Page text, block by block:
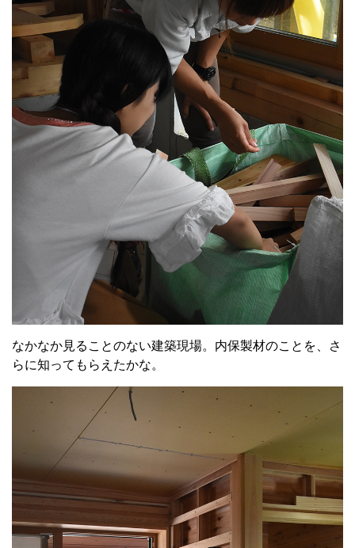
なかなか見ることのない建築現場。内保製材のことを、さ
らに知ってもらえたかな。